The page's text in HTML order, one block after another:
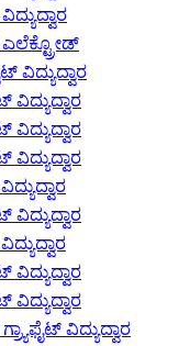
ಎಲೆಕ್ಟ್ರೋಡ್
ವಿದ್ಯುದ್ವಾರ
ವಿದ್ಯುದ್ವಾರ
ವಿದ್ಯುದ್ವಾರ
ವಿದ್ಯುದ್ವಾರ
ವಿದ್ಯುದ್ವಾರ
ವಿದ್ಯುದ್ವಾರ
ವಿದ್ಯುದ್ವಾರ
ವಿದ್ಯುದ್ವಾರ